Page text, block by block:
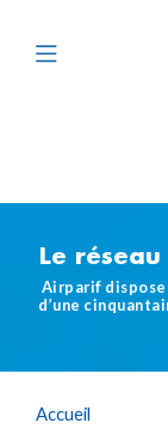
Le
Airparif dispose
d’une
Accueil